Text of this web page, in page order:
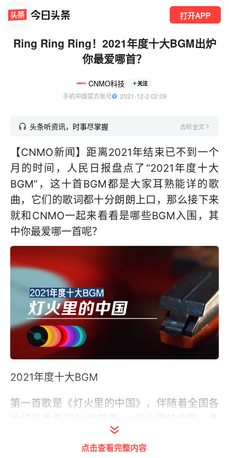
打开APP
Ring Ring Ring！2021年度十大BGM出炉
你最爱哪首？
CNMO科技 关注
手机中国官方账号
  2021-12-2 02:09
头条听资讯，时事尽掌握 去听全文
【CNMO新闻】距离2021年结束已不到一个
月的时间，人民日报盘点了“2021年度十大
BGM”，这十首BGM都是大家耳熟能详的歌
曲，它们的歌词都十分朗朗上口，那么接下来
就和CNMO一起来看看是哪些BGM入围，其
中你最爱哪一首呢？
2021年度十大BGM
第一首歌是《灯火里的中国》，伴随着全国各
春婀娜”传遍大江南北，歌曲在春晚舞台演唱之
后更是红遍全国。第二首歌是《萱草花》，这
点击查看完整内容